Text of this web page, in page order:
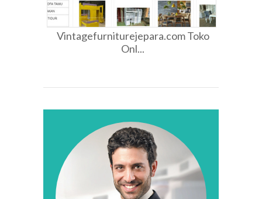
Vintagefurniturejepara.com Toko
Onl...